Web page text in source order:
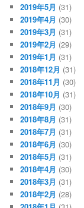
2019年5月 (31)
2019年4月 (30)
2019年3月 (31)
2019年2月 (29)
2019年1月 (31)
2018年12月 (31)
2018年11月 (30)
2018年10月 (31)
2018年9月 (30)
2018年8月 (31)
2018年7月 (31)
2018年6月 (30)
2018年5月 (31)
2018年4月 (30)
2018年3月 (31)
2018年2月 (28)